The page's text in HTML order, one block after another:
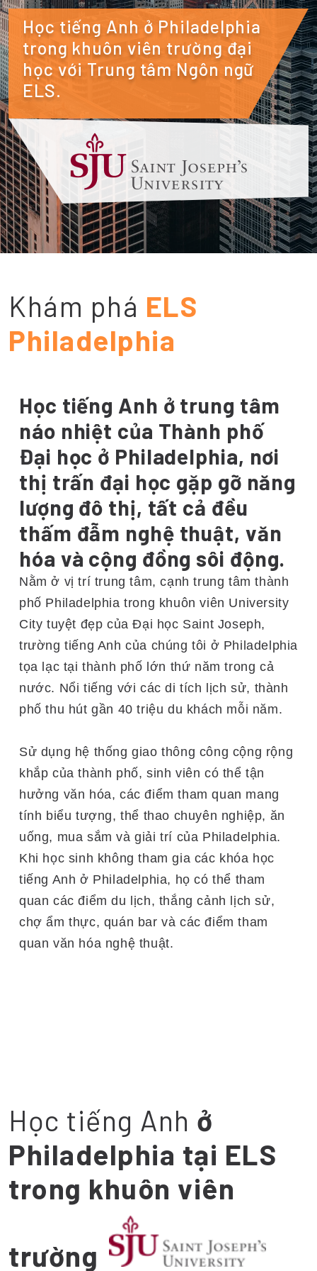
Học tiếng Anh ở Philadelphia
trong khuôn viên trường đại
học với Trung tâm Ngôn ngữ
ELS.
Khám phá ELS
Philadelphia
Học tiếng Anh ở trung tâm
náo nhiệt của Thành phố
Đại học ở Philadelphia, nơi
thị trấn đại học gặp gỡ năng
lượng đô thị, tất cả đều
thấm đẫm nghệ thuật, văn
hóa và cộng đồng sôi động.
Nằm ở vị trí trung tâm, cạnh trung tâm thành
phố Philadelphia trong khuôn viên University
City tuyệt đẹp của Đại học Saint Joseph,
trường tiếng Anh của chúng tôi ở Philadelphia
tọa lạc tại thành phố lớn thứ năm trong cả
nước. Nổi tiếng với các di tích lịch sử, thành
phố thu hút gần 40 triệu du khách mỗi năm.
Sử dụng hệ thống giao thông công cộng rộng
khắp của thành phố, sinh viên có thể tận
hưởng văn hóa, các điểm tham quan mang
tính biểu tượng, thể thao chuyên nghiệp, ăn
uống, mua sắm và giải trí của Philadelphia.
Khi học sinh không tham gia các khóa học
tiếng Anh ở Philadelphia, họ có thể tham
quan các điểm du lịch, thắng cảnh lịch sử,
chợ ẩm thực, quán bar và các điểm tham
quan văn hóa nghệ thuật.
Học tiếng Anh ở
Philadelphia tại ELS
trong khuôn viên
trường